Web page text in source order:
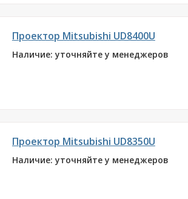
Проектор Mitsubishi UD8400U
Наличие: уточняйте у менеджеров
Проектор Mitsubishi UD8350U
Наличие: уточняйте у менеджеров